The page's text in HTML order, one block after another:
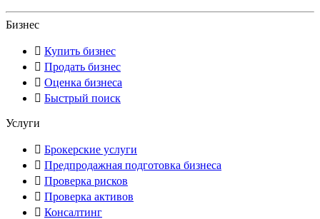
Бизнес
Купить бизнес
Продать бизнес
Оценка бизнеса
Быстрый поиск
Услуги
Брокерские услуги
Предпродажная подготовка бизнеса
Проверка рисков
Проверка активов
Консалтинг